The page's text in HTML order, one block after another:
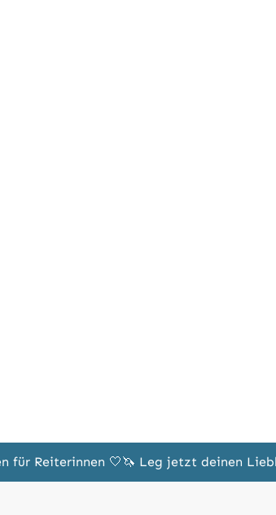
für Reiterinnen 🤍🦄 Leg jetzt deinen